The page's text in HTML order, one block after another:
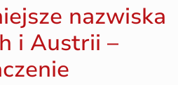
nazwiska
i Austrii –